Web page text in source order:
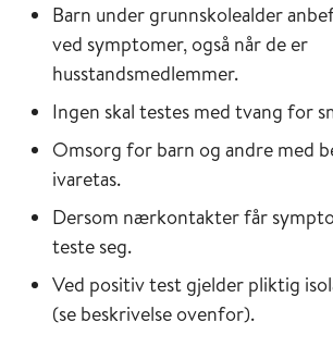
Barn under grunnskolealder
ved symptomer, også når de er
husstandsmedlemmer.
Ingen skal testes med tvang for
Omsorg for barn og andre med
ivaretas.
Dersom nærkontakter får
teste seg.
Ved positiv test gjelder pliktig
(se beskrivelse ovenfor).